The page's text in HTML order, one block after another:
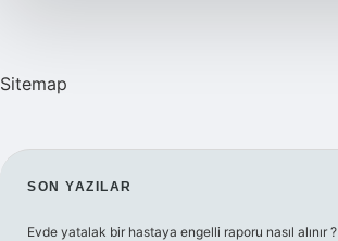
Sitemap
SIDEBAR
SON YAZILAR
Evde yatalak bir hastaya engelli raporu nasıl alınır ?